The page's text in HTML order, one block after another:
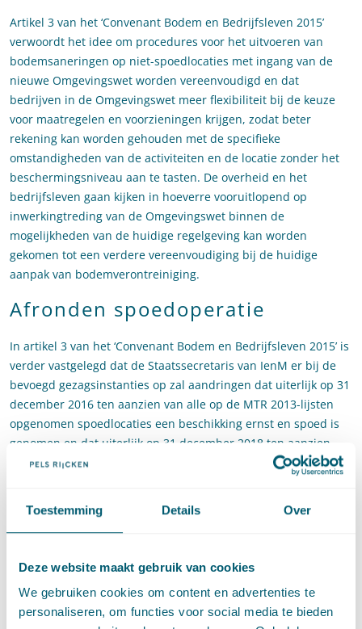
Toestemming Details Over
Deze website maakt gebruik van cookies
We gebruiken cookies om content en advertenties te
personaliseren, om functies voor social media te bieden
Artikel 3 van het ‘Convenant Bodem en Bedrijfsleven 2015’
verwoordt het idee om procedures voor het uitvoeren van
bodemsaneringen op niet-spoedlocaties met ingang van de
nieuwe Omgevingswet worden vereenvoudigd en dat
bedrijven in de Omgevingswet meer flexibiliteit bij de keuze
voor maatregelen en voorzieningen krijgen, zodat beter
rekening kan worden gehouden met de specifieke
omstandigheden van de activiteiten en de locatie zonder het
beschermingsniveau aan te tasten. De overheid en het
bedrijfsleven gaan kijken in hoeverre vooruitlopend op
inwerkingtreding van de Omgevingswet binnen de
mogelijkheden van de huidige regelgeving kan worden
gekomen tot een verdere vereenvoudiging bij de huidige
aanpak van bodemverontreiniging.
Afronden spoedoperatie
In artikel 3 van het ‘Convenant Bodem en Bedrijfsleven 2015’ is
verder vastgelegd dat de Staatssecretaris van IenM er bij de
bevoegd gezagsinstanties op zal aandringen dat uiterlijk op 31
december 2016 ten aanzien van alle op de MTR 2013-lijsten
opgenomen spoedlocaties een beschikking ernst en spoed is
genomen en dat uiterlijk op 31 december 2018 ten aanzien
van alle KRW grondwater spoedlocaties een beschikking ernst
mee te werken aan de voor de beschikking benodigde
uiterlijk op 31 december 2020 te saneren of te beheersen
volgens de regels van de Wet bodembescherming.
Nadere afspraken over